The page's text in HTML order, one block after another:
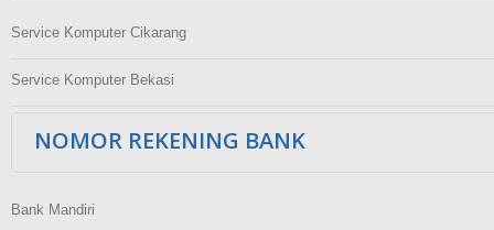
Service Komputer Cikarang
Service Komputer Bekasi
NOMOR REKENING BANK
Bank Mandiri